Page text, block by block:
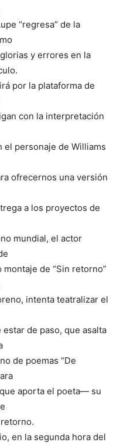
“regresa” de la
y errores en la
por la plataforma de
con la interpretación
el personaje de Williams
ofrecernos una versión
a los proyectos de
mundial, el actor
de “Sin retorno”
intenta teatralizar el
de paso, que asalta
de poemas “De
aporta el poeta— su
en la segunda hora del